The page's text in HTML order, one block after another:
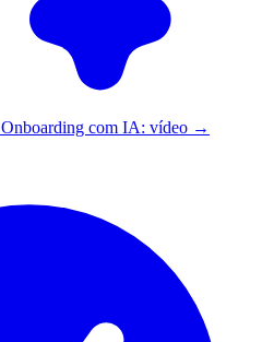
Onboarding com IA: vídeo →